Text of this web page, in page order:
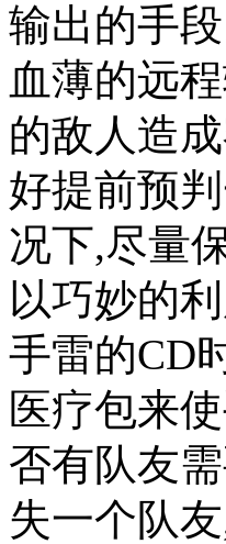
输出的手
血薄的远
的敌人造
好提前预
况下,尽量
以巧妙的
手雷的CD
医疗包来
否有队友
失一个队